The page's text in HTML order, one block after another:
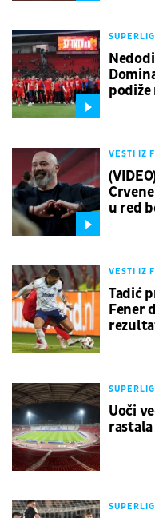
VESTI IZ
u red
VESTI IZ
Tadić
Fener
Uoči
rastala